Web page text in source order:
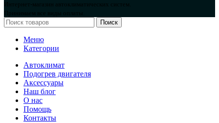
Интернет-магазин автоклиматических систем.
Принимаем все виды оплаты.
Поиск
Меню
Категории
Автоклимат
Подогрев двигателя
Аксессуары
Наш блог
О нас
Помощь
Контакты